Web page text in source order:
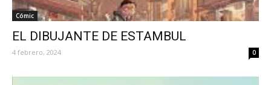
Cómic
EL DIBUJANTE DE ESTAMBUL
4 febrero, 2024 0